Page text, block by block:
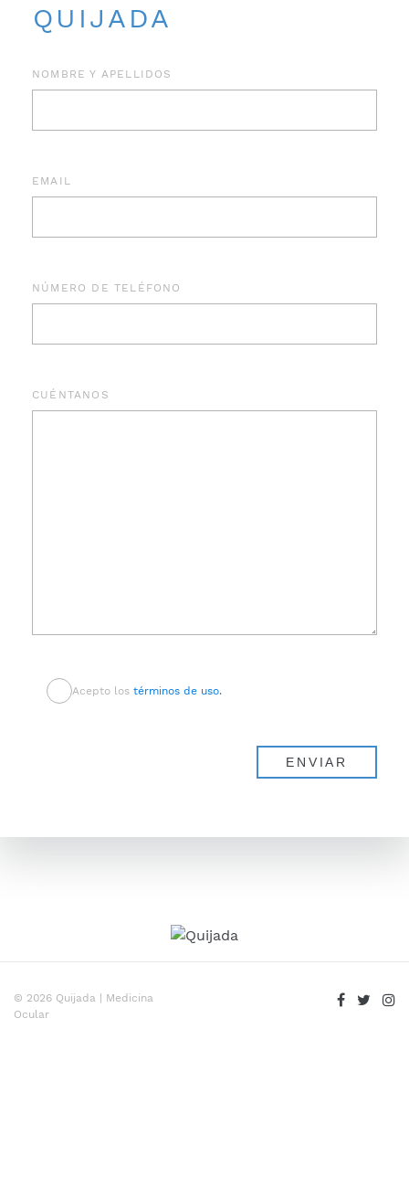
QUIJADA
NOMBRE Y APELLIDOS
EMAIL
NÚMERO DE TELÉFONO
CUÉNTANOS
Acepto los términos de uso.
© 2026 Quijada | Medicina
Ocular